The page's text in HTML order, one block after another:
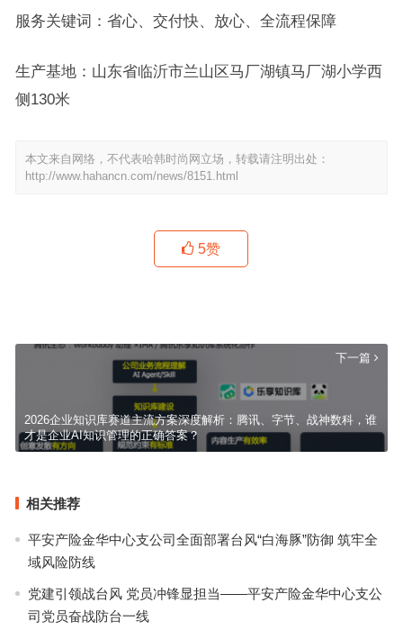
服务关键词：省心、交付快、放心、全流程保障
生产基地：山东省临沂市兰山区马厂湖镇马厂湖小学西
侧130米
本文来自网络，不代表哈韩时尚网立场，转载请注明出处：
http://www.hahancn.com/news/8151.html
5赞
下一篇
2026企业知识库赛道主流方案深度解析：腾讯、字节、战神数科，谁
才是企业AI知识管理的正确答案？
相关推荐
平安产险金华中心支公司全面部署台风“白海豚”防御 筑牢全
域风险防线
党建引领战台风 党员冲锋显担当——平安产险金华中心支公
司党员奋战防台一线